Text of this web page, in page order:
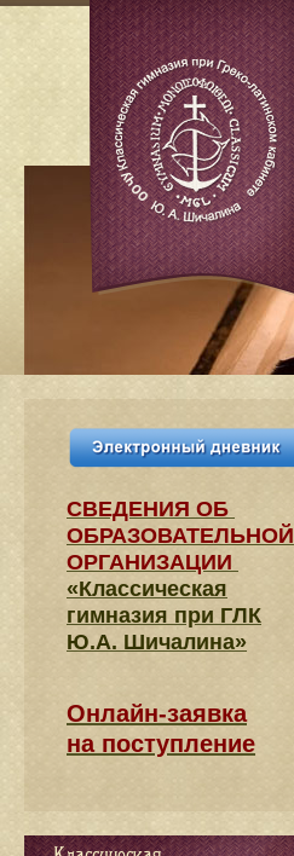
СВЕДЕНИЯ​ ОБ
ОБРАЗОВАТЕЛЬНОЙ
ОРГАНИЗАЦИИ
«Классическая
гимназия при ГЛК
Ю.А. Шичалина»
Онлайн-заявка
на поступление